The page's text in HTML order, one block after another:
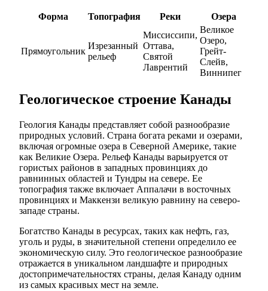
Форма Топография Реки Озера
Прямоугольник
Изрезанный
рельеф
Миссиссипи,
Оттава,
Святой
Лаврентий
Великое
Озеро,
Грейт-
Слейв,
Виннипег
Геологическое строение Канады
Геология Канады представляет собой разнообразие
природных условий. Страна богата реками и озерами,
включая огромные озера в Северной Америке, такие
как Великие Озера. Рельеф Канады варьируется от
гористых районов в западных провинциях до
равнинных областей и Тундры на севере. Ее
топография также включает Аппалачи в восточных
провинциях и Маккензи великую равнину на северо-
западе страны.
Богатство Канады в ресурсах, таких как нефть, газ,
уголь и руды, в значительной степени определило ее
экономическую силу. Это геологическое разнообразие
отражается в уникальном ландшафте и природных
достопримечательностях страны, делая Канаду одним
из самых красивых мест на земле.